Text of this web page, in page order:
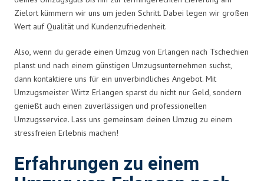
Zielort kümmern wir uns um jeden Schritt. Dabei legen wir großen
Wert auf Qualität und Kundenzufriedenheit.
Also, wenn du gerade einen Umzug von Erlangen nach Tschechien
planst und nach einem günstigen Umzugsunternehmen suchst,
dann kontaktiere uns für ein unverbindliches Angebot. Mit
Umzugsmeister Wirtz Erlangen sparst du nicht nur Geld, sondern
genießt auch einen zuverlässigen und professionellen
Umzugsservice. Lass uns gemeinsam deinen Umzug zu einem
stressfreien Erlebnis machen!
Erfahrungen zu einem